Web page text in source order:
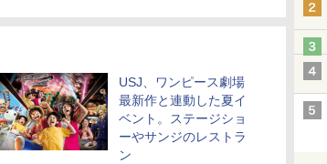
USJ、ワンピース劇場
最新作と連動した夏イ
ベント。ステージショ
ーやサンジのレストラ
ン